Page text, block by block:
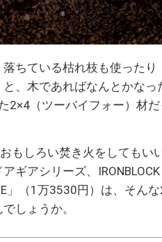
ちている枯れ枝も使ったり
、木であればなんとかなっ
2×4（ツーバイフォー）材だ
もしろい焚き火をしてもい
ギアシリーズ、
」（1万3530円）は、そん
しょうか。